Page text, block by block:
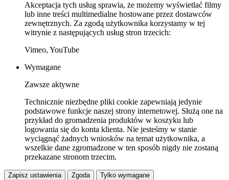
Akceptacja tych usług sprawia, że możemy wyświetlać filmy
lub inne treści multimedialne hostowane przez dostawców
zewnętrznych. Za zgodą użytkownika korzystamy w tej
witrynie z następujących usług stron trzecich:
Vimeo, YouTube
Wymagane
Zawsze aktywne
Technicznie niezbędne pliki cookie zapewniają jedynie
podstawowe funkcje naszej strony internetowej. Służą one na
przykład do gromadzenia produktów w koszyku lub
logowania się do konta klienta. Nie jesteśmy w stanie
wyciągnąć żadnych wniosków na temat użytkownika, a
wszelkie dane zgromadzone w ten sposób nigdy nie zostaną
przekazane stronom trzecim.
Zapisz ustawienia Zgoda Tylko wymagane